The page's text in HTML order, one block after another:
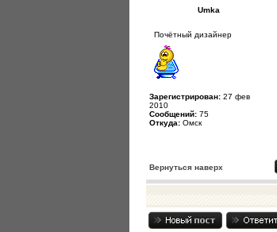
Umka
Почётный дизайнер
Зарегистрирован: 27 фев
2010
Сообщений: 75
Откуда: Омск
Вернуться наверх